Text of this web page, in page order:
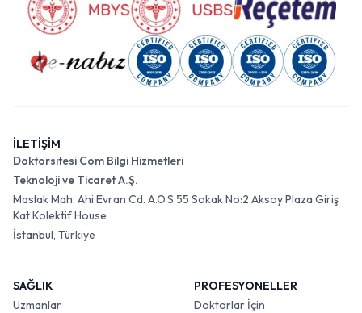
İLETİŞİM
Doktorsitesi Com Bilgi Hizmetleri
Teknoloji ve Ticaret A.Ş.
Maslak Mah. Ahi Evran Cd. A.O.S 55 Sokak No:2 Aksoy Plaza Giriş
Kat Kolektif House
İstanbul, Türkiye
SAĞLIK
Uzmanlar
PROFESYONELLER
Doktorlar İçin